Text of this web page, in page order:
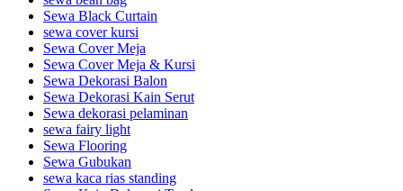
Sewa Black Curtain
sewa cover kursi
Sewa Cover Meja
Sewa Cover Meja & Kursi
Sewa Dekorasi Balon
Sewa Dekorasi Kain Serut
Sewa dekorasi pelaminan
sewa fairy light
Sewa Flooring
Sewa Gubukan
sewa kaca rias standing